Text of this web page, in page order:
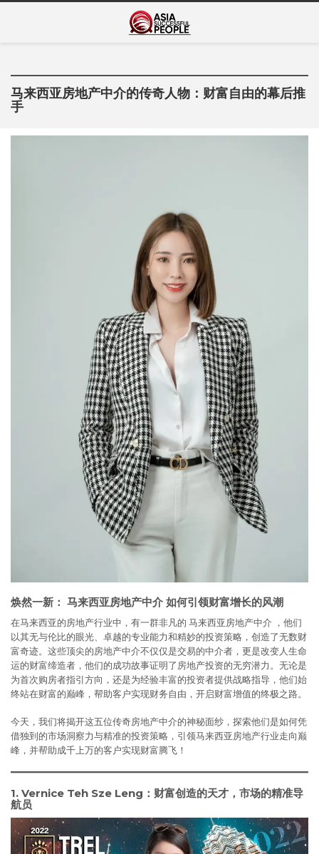
Asia Successful
People
马来西亚房地产中介的传奇人物：财富自由的幕后推
手
焕然一新： 马来西亚房地产中介 如何引领财富增长的风潮
在马来西亚的房地产行业中，有一群非凡的 马来西亚房地产中介 ，他们
以其无与伦比的眼光、卓越的专业能力和精妙的投资策略，创造了无数财
富奇迹。这些顶尖的房地产中介不仅仅是交易的中介者，更是改变人生命
运的财富缔造者，他们的成功故事证明了房地产投资的无穷潜力。无论是
为首次购房者指引方向，还是为经验丰富的投资者提供战略指导，他们始
终站在财富的巅峰，帮助客户实现财务自由，开启财富增值的终极之路。
今天，我们将揭开这五位传奇房地产中介的神秘面纱，探索他们是如何凭
借独到的市场洞察力与精准的投资策略，引领马来西亚房地产行业走向巅
峰，并帮助成千上万的客户实现财富腾飞！
1. Vernice Teh Sze Leng：财富创造的天才，市场的精准导
航员